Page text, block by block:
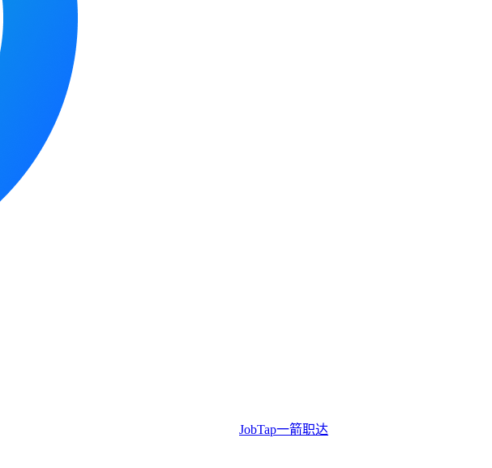
JobTap一箭职达